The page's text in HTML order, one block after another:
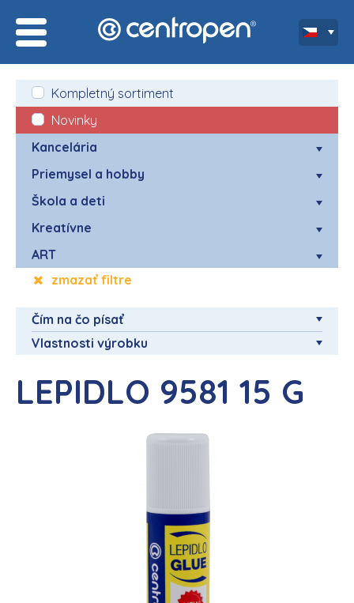
Kompletný sortiment
Novinky
Kancelária
Priemysel a hobby
Škola a deti
Kreatívne
ART
zmazať filtre
Čím na čo písať
Vlastnosti výrobku
LEPIDLO 9581 15 G